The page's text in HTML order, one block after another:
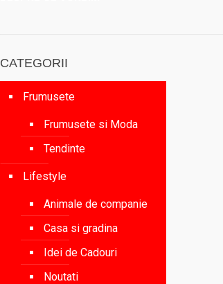
CATEGORII
Frumusete
Frumusete si Moda
Tendinte
Lifestyle
Animale de companie
Casa si gradina
Idei de Cadouri
Noutati